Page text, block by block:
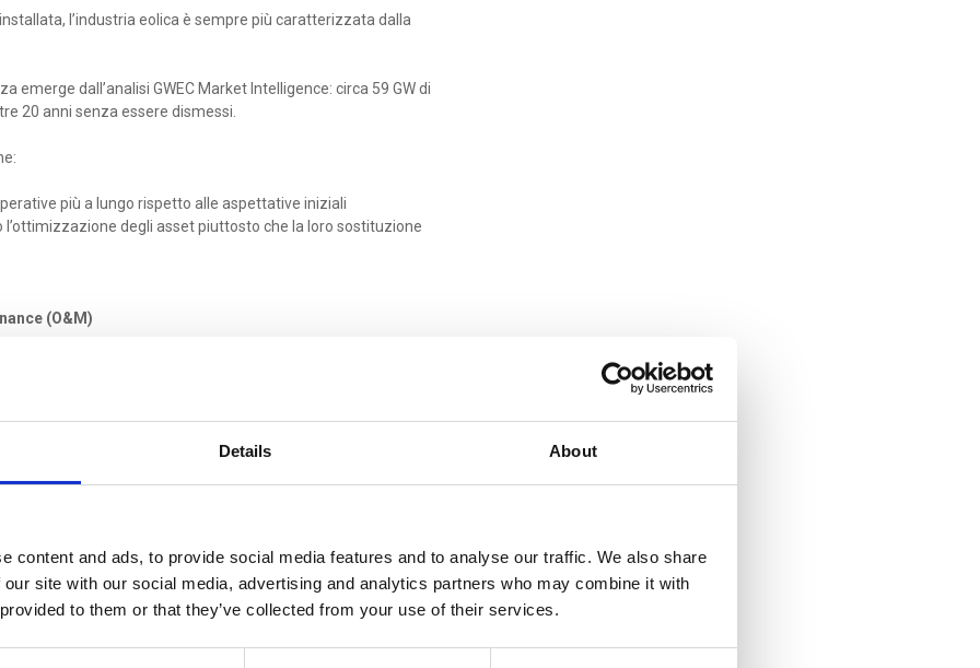
Details About
content and ads, to provide social media features and to analyse our traffic. We also share
site with our social media, advertising and analytics partners who may combine it with
to them or that they’ve collected from your use of their services.
l’industria eolica è sempre più caratterizzata dalla
emerge dall’analisi GWEC Market Intelligence: circa 59 GW di
20 anni senza essere dismessi.
più a lungo rispetto alle aspettative iniziali
l’ottimizzazione degli asset piuttosto che la loro sostituzione
(O&M)
dei ricambi
la catena del valore.
IL CICLO DI VITA: UNA TRASFORMAZIONE
passando da un modello basato sugli investimenti iniziali
lungo il ciclo di vita.